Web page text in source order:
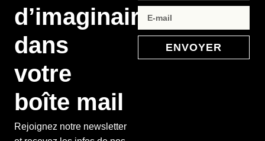
d’imaginaire
dans
votre
boîte mail
Rejoignez notre newsletter
ENVOYER